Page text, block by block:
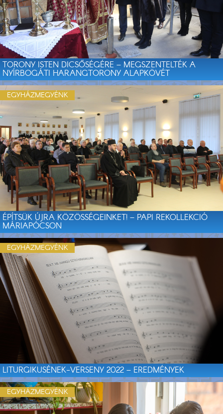
TORONY ISTEN DICSŐSÉGÉRE – MEGSZENTELTÉK A
NYÍRBOGÁTI HARANGTORONY ALAPKÖVÉT
ÉPÍTSÜK ÚJRA KÖZÖSSÉGEINKET! – PAPI REKOLLEKCIÓ
MÁRIAPÓCSON
EGYHÁZMEGYÉNK
LITURGIKUSÉNEK-VERSENY 2022 – EREDMÉNYEK
EGYHÁZMEGYÉNK
EGYHÁZMEGYÉNK